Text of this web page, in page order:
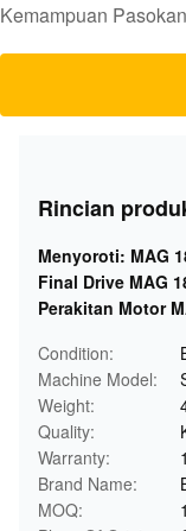
Kemampuan
Rincian
Menyoroti: MAG
Final Drive MAG
Perakitan Motor
Condition:
Machine Model:
Weight:
Quality:
Warranty:
Brand Name:
MOQ: